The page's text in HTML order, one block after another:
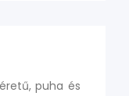
puha és